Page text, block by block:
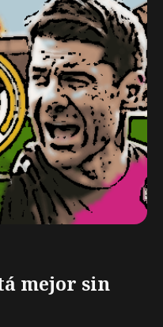
mejor sin